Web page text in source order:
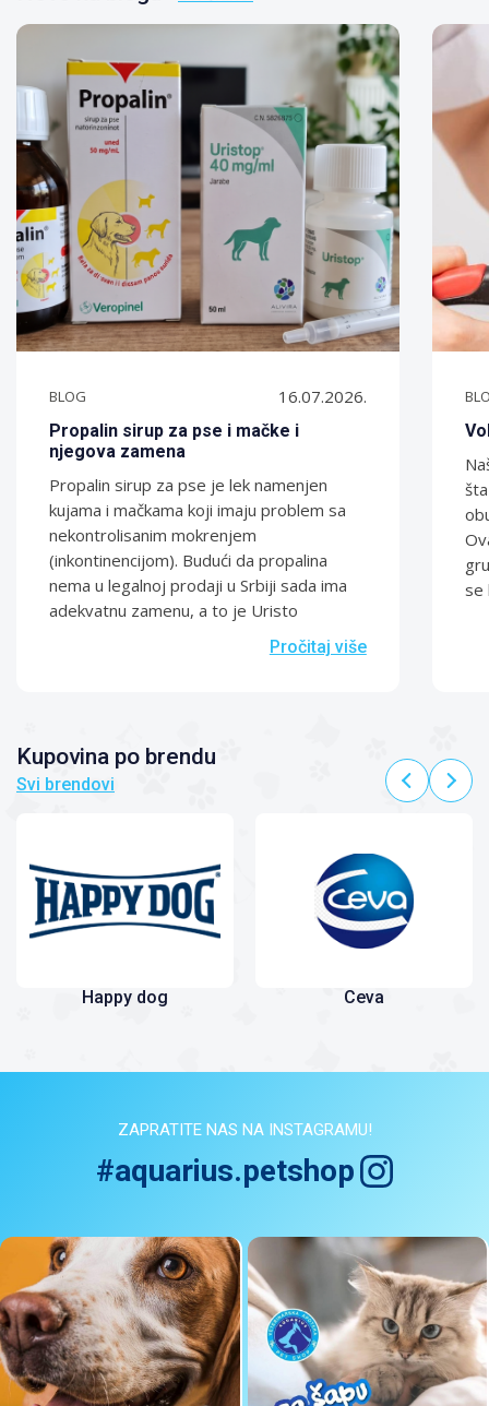
BLOG 16.07.2026.
Propalin sirup za pse i mačke i
njegova zamena
Propalin sirup za pse je lek namenjen
kujama i mačkama koji imaju problem sa
nekontrolisanim mokrenjem
(inkontinencijom). Budući da propalina
nema u legalnoj prodaji u Srbiji sada ima
adekvatnu zamenu, a to je Uristo
Pročitaj više
se
Kupovina po brendu
Svi brendovi
Happy dog Ceva
ZAPRATITE NAS NA INSTAGRAMU!
#aquarius.petshop